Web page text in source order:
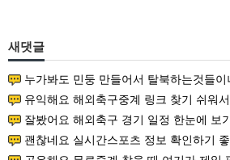
새댓글
누가봐도 민둥 만들어서 탈북하는것들이나 뭔가 쳐들어오는 낌새를 미리 알아차리기
유익해요 해외축구중계 링크 찾기 쉬워서 자주 와요. 참고로 무료스포츠중계
잘봤어요 해외축구 경기 일정 한눈에 보기 좋아요. 덕분에 epl중계 볼 때
괜찮네요 실시간스포츠 정보 확인하기 좋아요. 그래도 epl중계 볼 때 공식